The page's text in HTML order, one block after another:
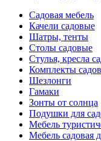
Садовая мебель
Качели садовые
Шатры, тенты
Столы садовые
Стулья, кресла
Комплекты
Шезлонги
Гамаки
Зонты от солнца
Подушки для
Мебель
Мебель садовая